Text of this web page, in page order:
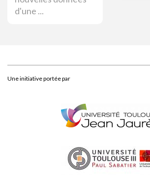
d'une ...
Une initiative portée par